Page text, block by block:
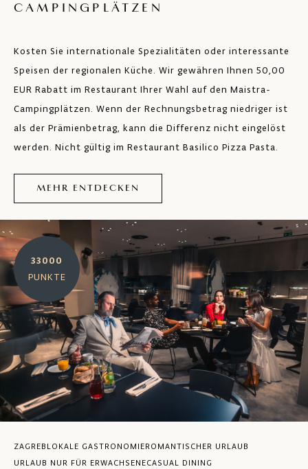
CAMPINGPLÄTZEN
Kosten Sie internationale Spezialitäten oder interessante
Speisen der regionalen Küche. Wir gewähren Ihnen 50,00
EUR Rabatt im Restaurant Ihrer Wahl auf den Maistra-
Campingplätzen. Wenn der Rechnungsbetrag niedriger ist
als der Prämienbetrag, kann die Differenz nicht eingelöst
werden. Nicht gültig im Restaurant Basilico Pizza Pasta.
MEHR ENTDECKEN
33000
PUNKTE
ZAGREB LOKALE GASTRONOMIEROMANTISCHER URLAUB
URLAUB NUR FÜR ERWACHSENECASUAL DINING